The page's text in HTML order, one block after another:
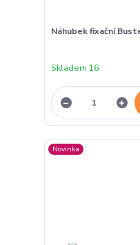
Náhubek fixační
Skladem 16
Novinka